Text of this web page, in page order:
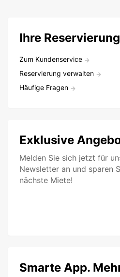
Ihre
Zum Kundenservice
Reservierung verwalten
Häufige Fragen
Exklusive
Melden Sie sich jetzt für
Newsletter an und sparen
nächste Miete!
Smarte App.